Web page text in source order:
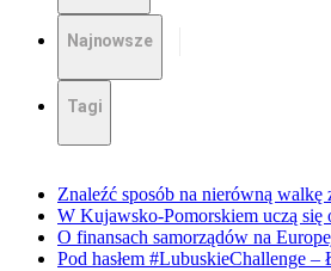
Najnowsze
Tagi
Znaleźć sposób na nierówną walkę
W Kujawsko-Pomorskiem uczą
O finansach samorządów na
Pod hasłem #LubuskieChallenge –